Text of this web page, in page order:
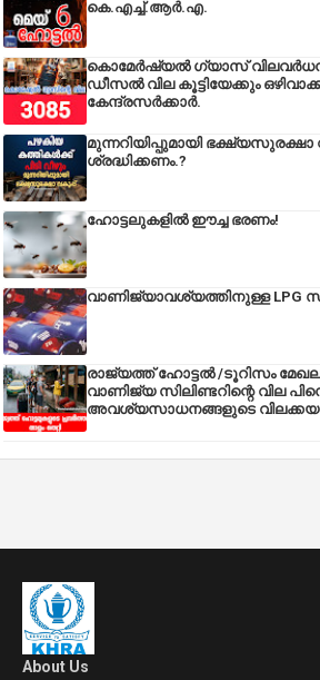
കെ.എച്ച്.ആർ.എ.
കൊമേർഷ്യൽ ഗ്യാസ്
ഡീസല്‍ വില കൂട്ടിയേക്കും
കേന്ദ്രസര്‍ക്കാര്‍.
മുന്നറിയിപ്പുമായി
ശ്രദ്ധിക്കണം.?
ഹോട്ടലുകളിൽ ഈച്ച ഭരണം!
വാണിജ്യാവശ്യത്തിനുള്ള LPG
രാജ്യത്ത് ഹോട്ടൽ /ടൂറിസം
വാണിജ്യ സിലിണ്ടറിന്റെ വില
അവശ്യസാധനങ്ങളുടെ
About Us